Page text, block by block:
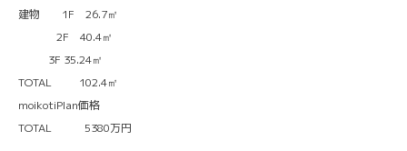
建物 1F 26.7㎡
2F 40.4㎡
3F 35.24㎡
TOTAL 102.4㎡
moikotiPlan価格
TOTAL 5380万円